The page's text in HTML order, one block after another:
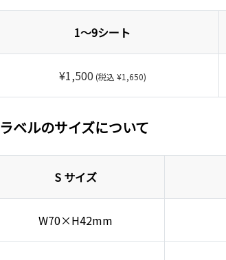
1～9シート
¥1,500 (税込 ¥1,650)
ラベルのサイズについて
S サイズ
W70×H42mm